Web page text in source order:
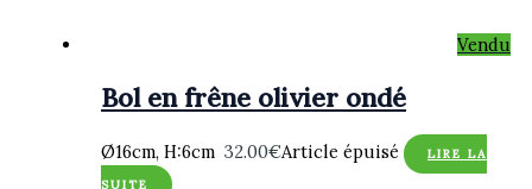
Vendu
Bol en frêne olivier ondé
Ø16cm, H:6cm32.00€Article épuisé
LIRE LA
SUITE